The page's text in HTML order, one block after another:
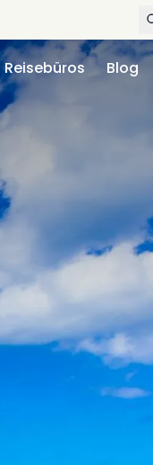
Reisebüros Blog